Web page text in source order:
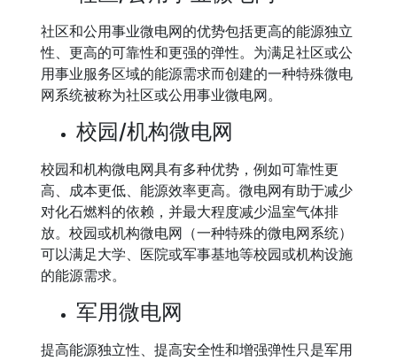
社区和公用事业微电网的优势包括更高的能源独立
性、更高的可靠性和更强的弹性。为满足社区或公
用事业服务区域的能源需求而创建的一种特殊微电
网系统被称为社区或公用事业微电网。
校园/机构微电网
校园和机构微电网具有多种优势，例如可靠性更
高、成本更低、能源效率更高。微电网有助于减少
对化石燃料的依赖，并最大程度减少温室气体排
放。校园或机构微电网（一种特殊的微电网系统）
可以满足大学、医院或军事基地等校园或机构设施
的能源需求。
军用微电网
提高能源独立性、提高安全性和增强弹性只是军用